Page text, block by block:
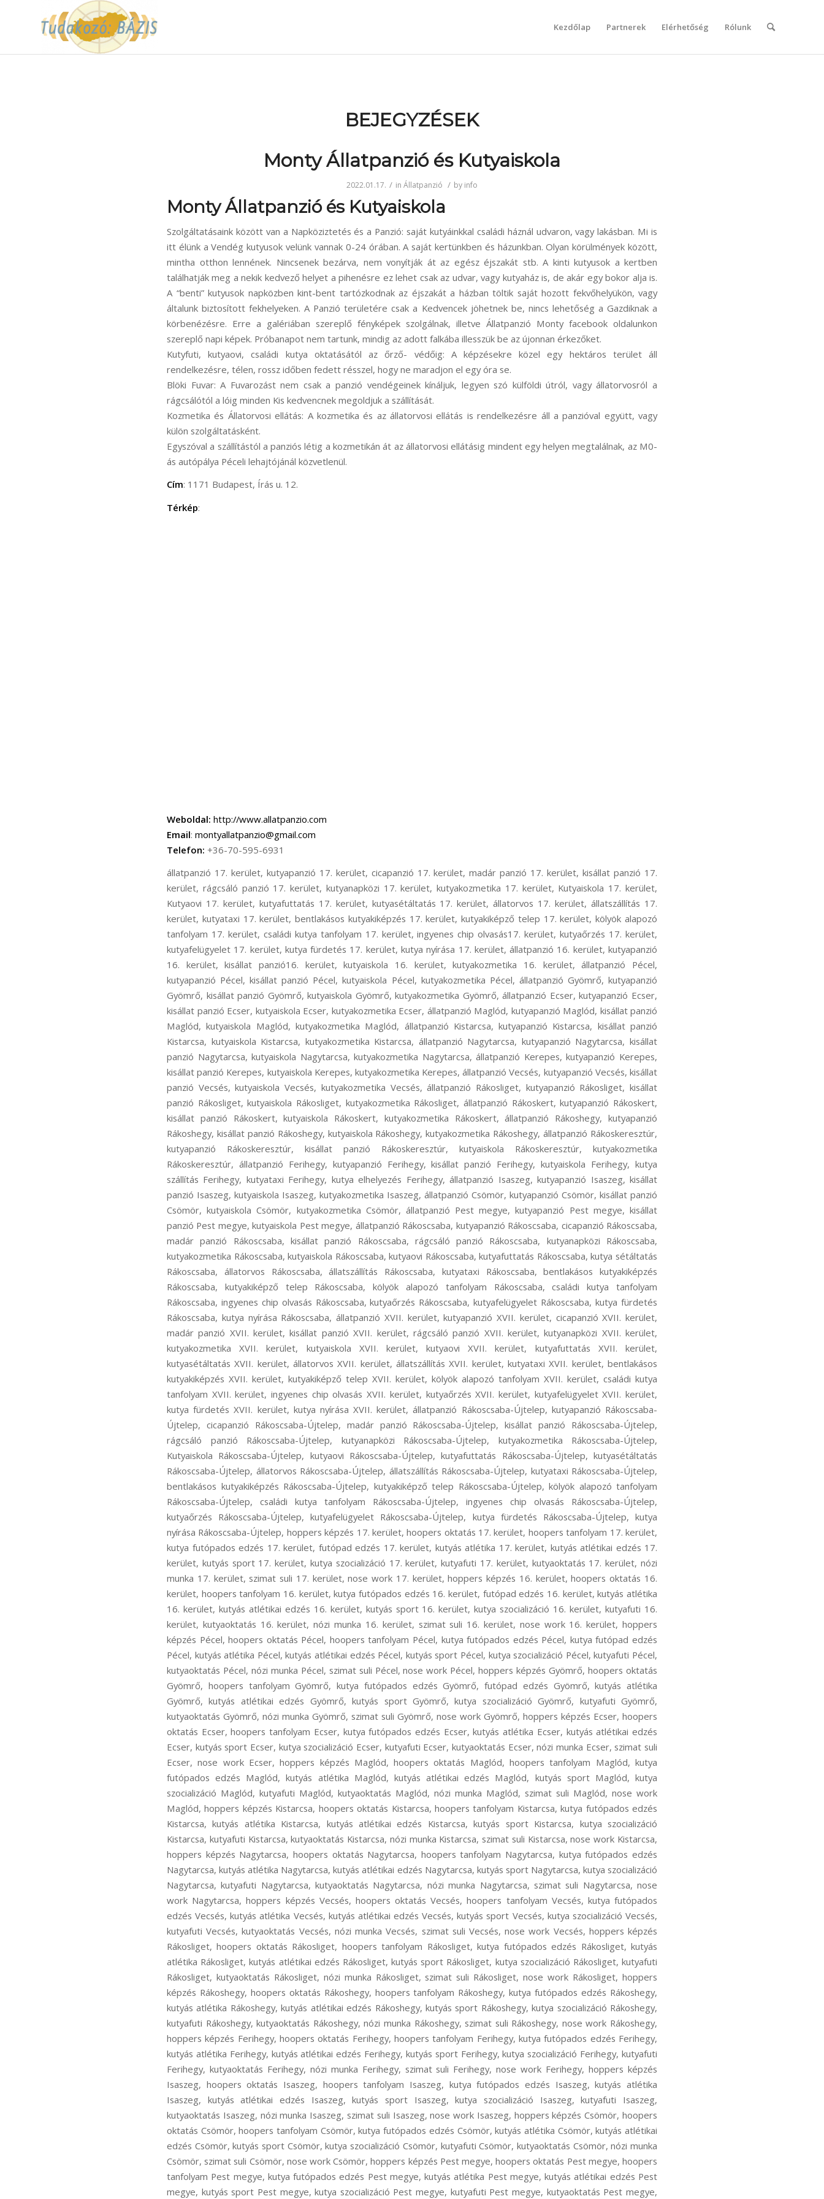
Kezdőlap Partnerek Elérhetőség Rólunk
BEJEGYZÉSEK
Monty Állatpanzió és Kutyaiskola
2022.01.17. / in Állatpanzió / by info
Monty Állatpanzió és Kutyaiskola
Szolgáltatásaink között van a Napköziztetés és a Panzió: saját kutyáinkkal családi háznál udvaron, vagy lakásban. Mi is
itt élünk a Vendég kutyusok velünk vannak 0-24 órában. A saját kertünkben és házunkban. Olyan körülmények között,
mintha otthon lennének. Nincsenek bezárva, nem vonyítják át az egész éjszakát stb. A kinti kutyusok a kertben
találhatják meg a nekik kedvező helyet a pihenésre ez lehet csak az udvar, vagy kutyaház is, de akár egy bokor alja is.
A “benti” kutyusok napközben kint-bent tartózkodnak az éjszakát a házban töltik saját hozott fekvőhelyükön, vagy
általunk biztosított fekhelyeken. A Panzió területére csak a Kedvencek jöhetnek be, nincs lehetőség a Gazdiknak a
körbenézésre. Erre a galériában szereplő fényképek szolgálnak, illetve Állatpanzió Monty facebook oldalunkon
szereplő napi képek. Próbanapot nem tartunk, mindig az adott falkába illesszük be az újonnan érkezőket.
Kutyfuti, kutyaovi, családi kutya oktatásától az őrző- védőig: A képzésekre közel egy hektáros terület áll
rendelkezésre, télen, rossz időben fedett résszel, hogy ne maradjon el egy óra se.
Blöki Fuvar: A Fuvarozást nem csak a panzió vendégeinek kínáljuk, legyen szó külföldi útról, vagy állatorvosról a
rágcsálótól a lóig minden Kis kedvencnek megoldjuk a szállítását.
Kozmetika és Állatorvosi ellátás: A kozmetika és az állatorvosi ellátás is rendelkezésre áll a panzióval együtt, vagy
külön szolgáltatásként.
Egyszóval a szállítástól a panziós létig a kozmetikán át az állatorvosi ellátásig mindent egy helyen megtalálnak, az M0-
ás autópálya Péceli lehajtójánál közvetlenül.
Cím: 1171 Budapest, Írás u. 12.
Térkép:
Weboldal: http://www.allatpanzio.com
Email: montyallatpanzio@gmail.com
Telefon: +36-70-595-6931
állatpanzió 17. kerület, kutyapanzió 17. kerület, cicapanzió 17. kerület, madár panzió 17. kerület, kisállat panzió 17. kerület, rágcsáló panzió 17. kerület, kutyanapközi 17. kerület, kutyakozmetika 17. kerület, Kutyaiskola 17. kerület, Kutyaovi 17. kerület, kutyafuttatás 17. kerület, kutyasétáltatás 17. kerület, állatorvos 17. kerület, állatszállítás 17. kerület, kutyataxi 17. kerület, bentlakásos kutyakiképzés 17. kerület, kutyakiképző telep 17. kerület, kölyök alapozó tanfolyam 17. kerület, családi kutya tanfolyam 17. kerület, ingyenes chip olvasás17. kerület, kutyaőrzés 17. kerület, kutyafelügyelet 17. kerület, kutya fürdetés 17. kerület, kutya nyírása 17. kerület, állatpanzió 16. kerület, kutyapanzió 16. kerület, kisállat panzió16. kerület, kutyaiskola 16. kerület, kutyakozmetika 16. kerület, állatpanzió Pécel, kutyapanzió Pécel, kisállat panzió Pécel, kutyaiskola Pécel, kutyakozmetika Pécel, állatpanzió Gyömrő, kutyapanzió Gyömrő, kisállat panzió Gyömrő, kutyaiskola Gyömrő, kutyakozmetika Gyömrő, állatpanzió Ecser, kutyapanzió Ecser, kisállat panzió Ecser, kutyaiskola Ecser, kutyakozmetika Ecser, állatpanzió Maglód, kutyapanzió Maglód, kisállat panzió Maglód, kutyaiskola Maglód, kutyakozmetika Maglód, állatpanzió Kistarcsa, kutyapanzió Kistarcsa, kisállat panzió Kistarcsa, kutyaiskola Kistarcsa, kutyakozmetika Kistarcsa, állatpanzió Nagytarcsa, kutyapanzió Nagytarcsa, kisállat panzió Nagytarcsa, kutyaiskola Nagytarcsa, kutyakozmetika Nagytarcsa, állatpanzió Kerepes, kutyapanzió Kerepes, kisállat panzió Kerepes, kutyaiskola Kerepes, kutyakozmetika Kerepes, állatpanzió Vecsés, kutyapanzió Vecsés, kisállat panzió Vecsés, kutyaiskola Vecsés, kutyakozmetika Vecsés, állatpanzió Rákosliget, kutyapanzió Rákosliget, kisállat panzió Rákosliget, kutyaiskola Rákosliget, kutyakozmetika Rákosliget, állatpanzió Rákoskert, kutyapanzió Rákoskert, kisállat panzió Rákoskert, kutyaiskola Rákoskert, kutyakozmetika Rákoskert, állatpanzió Rákoshegy, kutyapanzió Rákoshegy, kisállat panzió Rákoshegy, kutyaiskola Rákoshegy, kutyakozmetika Rákoshegy, állatpanzió Rákoskeresztúr, kutyapanzió Rákoskeresztúr, kisállat panzió Rákoskeresztúr, kutyaiskola Rákoskeresztúr, kutyakozmetika Rákoskeresztúr, állatpanzió Ferihegy, kutyapanzió Ferihegy, kisállat panzió Ferihegy, kutyaiskola Ferihegy, kutya szállítás Ferihegy, kutyataxi Ferihegy, kutya elhelyezés Ferihegy, állatpanzió Isaszeg, kutyapanzió Isaszeg, kisállat panzió Isaszeg, kutyaiskola Isaszeg, kutyakozmetika Isaszeg, állatpanzió Csömör, kutyapanzió Csömör, kisállat panzió Csömör, kutyaiskola Csömör, kutyakozmetika Csömör, állatpanzió Pest megye, kutyapanzió Pest megye, kisállat panzió Pest megye, kutyaiskola Pest megye, állatpanzió Rákoscsaba, kutyapanzió Rákoscsaba, cicapanzió Rákoscsaba, madár panzió Rákoscsaba, kisállat panzió Rákoscsaba, rágcsáló panzió Rákoscsaba, kutyanapközi Rákoscsaba, kutyakozmetika Rákoscsaba, kutyaiskola Rákoscsaba, kutyaovi Rákoscsaba, kutyafuttatás Rákoscsaba, kutya sétáltatás Rákoscsaba, állatorvos Rákoscsaba, állatszállítás Rákoscsaba, kutyataxi Rákoscsaba, bentlakásos kutyakiképzés Rákoscsaba, kutyakiképző telep Rákoscsaba, kölyök alapozó tanfolyam Rákoscsaba, családi kutya tanfolyam Rákoscsaba, ingyenes chip olvasás Rákoscsaba, kutyaőrzés Rákoscsaba, kutyafelügyelet Rákoscsaba, kutya fürdetés Rákoscsaba, kutya nyírása Rákoscsaba, állatpanzió XVII. kerület, kutyapanzió XVII. kerület, cicapanzió XVII. kerület, madár panzió XVII. kerület, kisállat panzió XVII. kerület, rágcsáló panzió XVII. kerület, kutyanapközi XVII. kerület, kutyakozmetika XVII. kerület, kutyaiskola XVII. kerület, kutyaovi XVII. kerület, kutyafuttatás XVII. kerület, kutyasétáltatás XVII. kerület, állatorvos XVII. kerület, állatszállítás XVII. kerület, kutyataxi XVII. kerület, bentlakásos kutyakiképzés XVII. kerület, kutyakiképző telep XVII. kerület, kölyök alapozó tanfolyam XVII. kerület, családi kutya tanfolyam XVII. kerület, ingyenes chip olvasás XVII. kerület, kutyaőrzés XVII. kerület, kutyafelügyelet XVII. kerület, kutya fürdetés XVII. kerület, kutya nyírása XVII. kerület, állatpanzió Rákoscsaba-Újtelep, kutyapanzió Rákoscsaba-Újtelep, cicapanzió Rákoscsaba-Újtelep, madár panzió Rákoscsaba-Újtelep, kisállat panzió Rákoscsaba-Újtelep, rágcsáló panzió Rákoscsaba-Újtelep, kutyanapközi Rákoscsaba-Újtelep, kutyakozmetika Rákoscsaba-Újtelep, Kutyaiskola Rákoscsaba-Újtelep, kutyaovi Rákoscsaba-Újtelep, kutyafuttatás Rákoscsaba-Újtelep, kutyasétáltatás Rákoscsaba-Újtelep, állatorvos Rákoscsaba-Újtelep, állatszállítás Rákoscsaba-Újtelep, kutyataxi Rákoscsaba-Újtelep, bentlakásos kutyakiképzés Rákoscsaba-Újtelep, kutyakiképző telep Rákoscsaba-Újtelep, kölyök alapozó tanfolyam Rákoscsaba-Újtelep, családi kutya tanfolyam Rákoscsaba-Újtelep, ingyenes chip olvasás Rákoscsaba-Újtelep, kutyaőrzés Rákoscsaba-Újtelep, kutyafelügyelet Rákoscsaba-Újtelep, kutya fürdetés Rákoscsaba-Újtelep, kutya nyírása Rákoscsaba-Újtelep, hoppers képzés 17. kerület, hoopers oktatás 17. kerület, hoopers tanfolyam 17. kerület, kutya futópados edzés 17. kerület, futópad edzés 17. kerület, kutyás atlétika 17. kerület, kutyás atlétikai edzés 17. kerület, kutyás sport 17. kerület, kutya szocializáció 17. kerület, kutyafuti 17. kerület, kutyaoktatás 17. kerület, nózi munka 17. kerület, szimat suli 17. kerület, nose work 17. kerület, hoppers képzés 16. kerület, hoopers oktatás 16. kerület, hoopers tanfolyam 16. kerület, kutya futópados edzés 16. kerület, futópad edzés 16. kerület, kutyás atlétika 16. kerület, kutyás atlétikai edzés 16. kerület, kutyás sport 16. kerület, kutya szocializáció 16. kerület, kutyafuti 16. kerület, kutyaoktatás 16. kerület, nózi munka 16. kerület, szimat suli 16. kerület, nose work 16. kerület, hoppers képzés Pécel, hoopers oktatás Pécel, hoopers tanfolyam Pécel, kutya futópados edzés Pécel, kutya futópad edzés Pécel, kutyás atlétika Pécel, kutyás atlétikai edzés Pécel, kutyás sport Pécel, kutya szocializáció Pécel, kutyafuti Pécel, kutyaoktatás Pécel, nózi munka Pécel, szimat suli Pécel, nose work Pécel, hoppers képzés Gyömrő, hoopers oktatás Gyömrő, hoopers tanfolyam Gyömrő, kutya futópados edzés Gyömrő, futópad edzés Gyömrő, kutyás atlétika Gyömrő, kutyás atlétikai edzés Gyömrő, kutyás sport Gyömrő, kutya szocializáció Gyömrő, kutyafuti Gyömrő, kutyaoktatás Gyömrő, nózi munka Gyömrő, szimat suli Gyömrő, nose work Gyömrő, hoppers képzés Ecser, hoopers oktatás Ecser, hoopers tanfolyam Ecser, kutya futópados edzés Ecser, kutyás atlétika Ecser, kutyás atlétikai edzés Ecser, kutyás sport Ecser, kutya szocializáció Ecser, kutyafuti Ecser, kutyaoktatás Ecser, nózi munka Ecser, szimat suli Ecser, nose work Ecser, hoppers képzés Maglód, hoopers oktatás Maglód, hoopers tanfolyam Maglód, kutya futópados edzés Maglód, kutyás atlétika Maglód, kutyás atlétikai edzés Maglód, kutyás sport Maglód, kutya szocializáció Maglód, kutyafuti Maglód, kutyaoktatás Maglód, nózi munka Maglód, szimat suli Maglód, nose work Maglód, hoppers képzés Kistarcsa, hoopers oktatás Kistarcsa, hoopers tanfolyam Kistarcsa, kutya futópados edzés Kistarcsa, kutyás atlétika Kistarcsa, kutyás atlétikai edzés Kistarcsa, kutyás sport Kistarcsa, kutya szocializáció Kistarcsa, kutyafuti Kistarcsa, kutyaoktatás Kistarcsa, nózi munka Kistarcsa, szimat suli Kistarcsa, nose work Kistarcsa, hoppers képzés Nagytarcsa, hoopers oktatás Nagytarcsa, hoopers tanfolyam Nagytarcsa, kutya futópados edzés Nagytarcsa, kutyás atlétika Nagytarcsa, kutyás atlétikai edzés Nagytarcsa, kutyás sport Nagytarcsa, kutya szocializáció Nagytarcsa, kutyafuti Nagytarcsa, kutyaoktatás Nagytarcsa, nózi munka Nagytarcsa, szimat suli Nagytarcsa, nose work Nagytarcsa, hoppers képzés Vecsés, hoopers oktatás Vecsés, hoopers tanfolyam Vecsés, kutya futópados edzés Vecsés, kutyás atlétika Vecsés, kutyás atlétikai edzés Vecsés, kutyás sport Vecsés, kutya szocializáció Vecsés, kutyafuti Vecsés, kutyaoktatás Vecsés, nózi munka Vecsés, szimat suli Vecsés, nose work Vecsés, hoppers képzés Rákosliget, hoopers oktatás Rákosliget, hoopers tanfolyam Rákosliget, kutya futópados edzés Rákosliget, kutyás atlétika Rákosliget, kutyás atlétikai edzés Rákosliget, kutyás sport Rákosliget, kutya szocializáció Rákosliget, kutyafuti Rákosliget, kutyaoktatás Rákosliget, nózi munka Rákosliget, szimat suli Rákosliget, nose work Rákosliget, hoppers képzés Rákoshegy, hoopers oktatás Rákoshegy, hoopers tanfolyam Rákoshegy, kutya futópados edzés Rákoshegy, kutyás atlétika Rákoshegy, kutyás atlétikai edzés Rákoshegy, kutyás sport Rákoshegy, kutya szocializáció Rákoshegy, kutyafuti Rákoshegy, kutyaoktatás Rákoshegy, nózi munka Rákoshegy, szimat suli Rákoshegy, nose work Rákoshegy, hoppers képzés Ferihegy, hoopers oktatás Ferihegy, hoopers tanfolyam Ferihegy, kutya futópados edzés Ferihegy, kutyás atlétika Ferihegy, kutyás atlétikai edzés Ferihegy, kutyás sport Ferihegy, kutya szocializáció Ferihegy, kutyafuti Ferihegy, kutyaoktatás Ferihegy, nózi munka Ferihegy, szimat suli Ferihegy, nose work Ferihegy, hoppers képzés Isaszeg, hoopers oktatás Isaszeg, hoopers tanfolyam Isaszeg, kutya futópados edzés Isaszeg, kutyás atlétika Isaszeg, kutyás atlétikai edzés Isaszeg, kutyás sport Isaszeg, kutya szocializáció Isaszeg, kutyafuti Isaszeg, kutyaoktatás Isaszeg, nózi munka Isaszeg, szimat suli Isaszeg, nose work Isaszeg, hoppers képzés Csömör, hoopers oktatás Csömör, hoopers tanfolyam Csömör, kutya futópados edzés Csömör, kutyás atlétika Csömör, kutyás atlétikai edzés Csömör, kutyás sport Csömör, kutya szocializáció Csömör, kutyafuti Csömör, kutyaoktatás Csömör, nózi munka Csömör, szimat suli Csömör, nose work Csömör, hoppers képzés Pest megye, hoopers oktatás Pest megye, hoopers tanfolyam Pest megye, kutya futópados edzés Pest megye, kutyás atlétika Pest megye, kutyás atlétikai edzés Pest megye, kutyás sport Pest megye, kutya szocializáció Pest megye, kutyafuti Pest megye, kutyaoktatás Pest megye, nózi munka Pest megye, szimat suli Pest megye, nose work Pest megye, hoppers képzés Rákoscsaba-Újtelep, hoopers oktat